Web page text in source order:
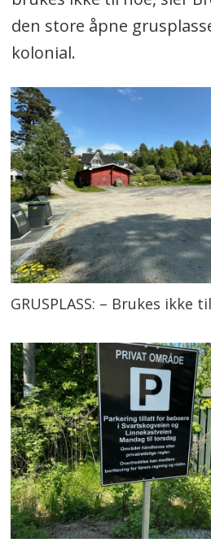
den store åpne
kolonial.
GRUSPLASS: – Brukes ikke